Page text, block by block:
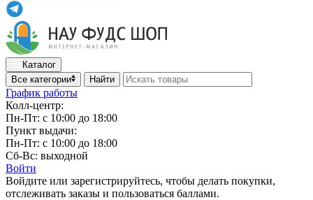
Каталог
Все категории
Найти
График работы
Колл-центр:
Пн-Пт: с 10:00 до 18:00
Пункт выдачи:
Пн-Пт: с 10:00 до 18:00
Сб-Вс: выходной
Войти
Войдите или зарегистрируйтесь, чтобы делать покупки,
отслеживать заказы и пользоваться баллами.